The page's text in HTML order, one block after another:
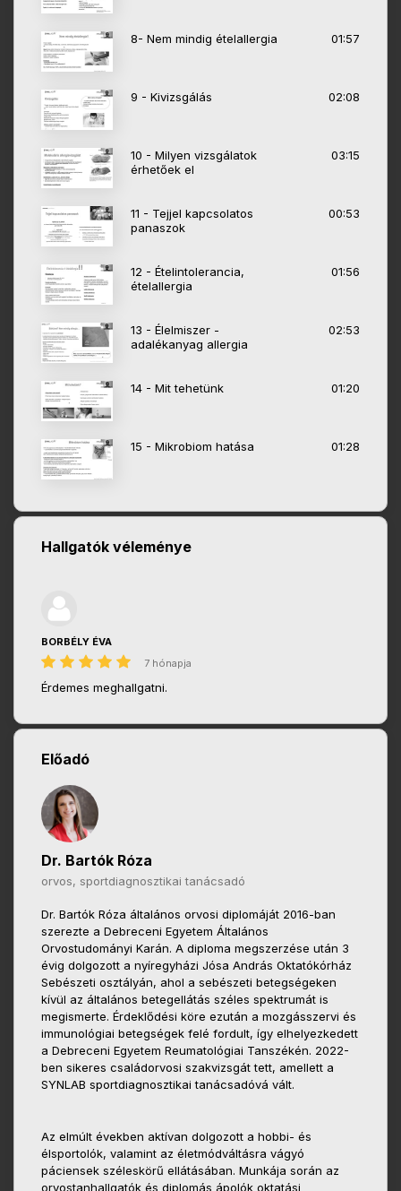
8- Nem mindig ételallergia 01:57
9 - Kivizsgálás 02:08
10 - Milyen vizsgálatok
érhetőek el
03:15
11 - Tejjel kapcsolatos
panaszok
00:53
12 - Ételintolerancia,
ételallergia
01:56
13 - Élelmiszer -
adalékanyag allergia
02:53
14 - Mit tehetünk 01:20
15 - Mikrobiom hatása 01:28
Hallgatók véleménye
BORBÉLY ÉVA
7 hónapja
Érdemes meghallgatni.
Előadó
Dr. Bartók Róza
orvos, sportdiagnosztikai tanácsadó
Dr. Bartók Róza általános orvosi diplomáját 2016-ban
szerezte a Debreceni Egyetem Általános
Orvostudományi Karán. A diploma megszerzése után 3
évig dolgozott a nyíregyházi Jósa András Oktatókórház
Sebészeti osztályán, ahol a sebészeti betegségeken
kívül az általános betegellátás széles spektrumát is
megismerte. Érdeklődési köre ezután a mozgásszervi és
immunológiai betegségek felé fordult, így elhelyezkedett
a Debreceni Egyetem Reumatológiai Tanszékén. 2022-
ben sikeres családorvosi szakvizsgát tett, amellett a
SYNLAB sportdiagnosztikai tanácsadóvá vált.
Az elmúlt években aktívan dolgozott a hobbi- és
élsportolók, valamint az életmódváltásra vágyó
páciensek széleskörű ellátásában. Munkája során az
orvostanhallgatók és diplomás ápolók oktatási